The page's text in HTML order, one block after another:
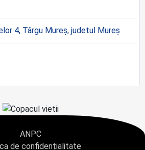
4, Târgu Mureș, judetul Mureș
ANPC
de confidențialitate